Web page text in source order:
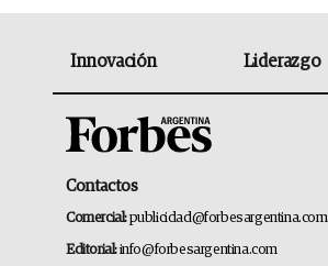
Innovación Liderazgo
Contactos
Comercial:publicidad@forbesargentina.com
Editorial:info@forbesargentina.com